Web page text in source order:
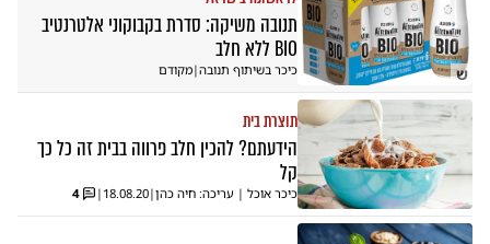
ש
תנובה משיקה: סדרת בקבוקוני אלטרנטיב
BIO ללא חלב
כיכר בשיתוף תנובה|מקודם
תוצרת בית
הידעתם? להכין חלב פרווה בבית זה כל כך
קל
כיכר אוכל | עריכה: חיה כהן|
18.08.20
|
4